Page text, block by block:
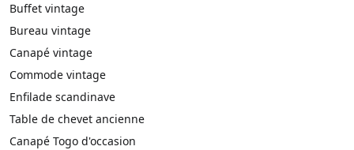
Buffet vintage
Bureau vintage
Canapé vintage
Commode vintage
Enfilade scandinave
Table de chevet ancienne
Canapé Togo d'occasion